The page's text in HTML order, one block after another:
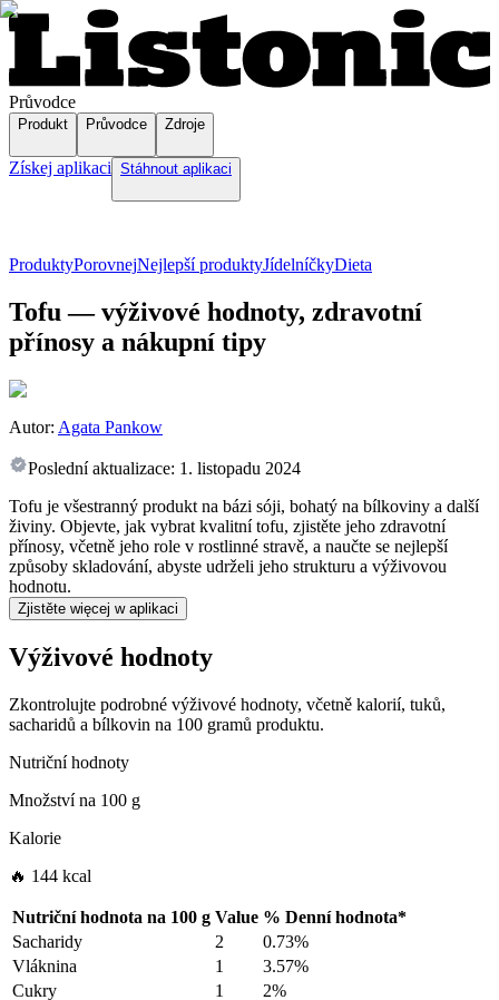
Průvodce
Produkt Průvodce Zdroje
Získej aplikaci Stáhnout aplikaci
ProduktyPorovnejNejlepší produktyJídelníčkyDieta
Tofu — výživové hodnoty, zdravotní
přínosy a nákupní tipy
Autor: Agata Pankow
Poslední aktualizace: 1. listopadu 2024
Tofu je všestranný produkt na bázi sóji, bohatý na bílkoviny a další
živiny. Objevte, jak vybrat kvalitní tofu, zjistěte jeho zdravotní
přínosy, včetně jeho role v rostlinné stravě, a naučte se nejlepší
způsoby skladování, abyste udrželi jeho strukturu a výživovou
hodnotu.
Zjistěte więcej w aplikaci
Výživové hodnoty
Zkontrolujte podrobné výživové hodnoty, včetně kalorií, tuků,
sacharidů a bílkovin na 100 gramů produktu.
Nutriční hodnoty
Množství na 100 g
Kalorie
🔥 144 kcal
Nutriční hodnota na 100 g Value % Denní hodnota*
Sacharidy
2
0.73%
Vláknina
1
3.57%
Cukry
1
2%